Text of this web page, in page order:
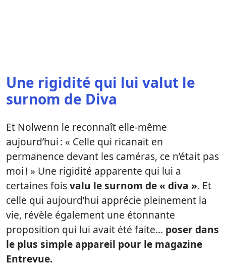
Une rigidité qui lui valut le
surnom de Diva
Et Nolwenn le reconnaît elle-même
aujourd’hui : « Celle qui ricanait en
permanence devant les caméras, ce n’était pas
moi ! » Une rigidité apparente qui lui a
certaines foisvalu le surnom de « diva ». Et
celle qui aujourd’hui apprécie pleinement la
vie, révèle également une étonnante
proposition qui lui avait été faite… poser dans
le plus simple appareil pour le magazine
Entrevue.